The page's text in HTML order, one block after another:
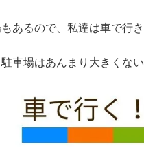
あるので、私達は車で行き
車場はあんまり大きくな